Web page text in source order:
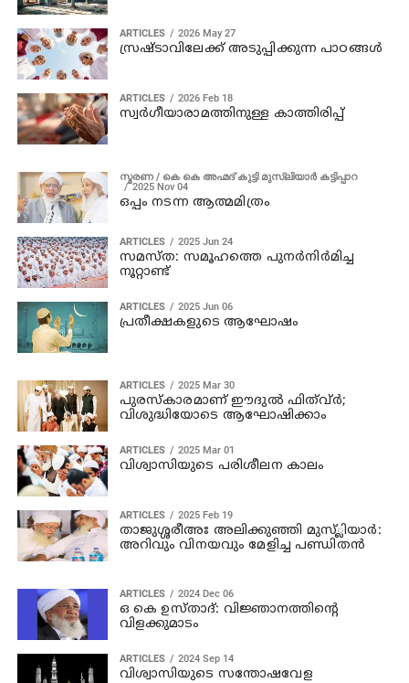
ARTICLES 2026 May 27
സ്രഷ്ടാവിലേക്ക് അടുപ്പിക്കുന്ന പാഠങ്ങൾ
ARTICLES 2026 Feb 18
സ്വർഗീയാരാമത്തിനുള്ള കാത്തിരിപ്പ്
സ്മരണ / കെ കെ അഹ്മദ് കുട്ടി മുസ്ലിയാര്‍ കട്ടിപ്പാറ
2025 Nov 04
ഒപ്പം നടന്ന ആത്മമിത്രം
ARTICLES 2025 Jun 24
സമസ്ത: സമൂഹത്തെ പുനര്‍നിര്‍മിച്ച
നൂറ്റാണ്ട്
ARTICLES 2025 Jun 06
പ്രതീക്ഷകളുടെ ആഘോഷം
ARTICLES 2025 Mar 30
പുരസ്കാരമാണ് ഈദുൽ ഫിത്വ‌്ർ;
വിശുദ്ധിയോടെ ആഘോഷിക്കാം
ARTICLES 2025 Mar 01
വിശ്വാസിയുടെ പരിശീലന കാലം
ARTICLES 2025 Feb 19
താജുശ്ശരീഅഃ അലിക്കുഞ്ഞി മുസ്്ലിയാർ:
അറിവും വിനയവും മേളിച്ച പണ്ഡിതൻ
ARTICLES 2024 Dec 06
ഒ കെ ഉസ്താദ്: വിജ്ഞാനത്തിന്റെ
വിളക്കുമാടം
ARTICLES 2024 Sep 14
വിശ്വാസിയുടെ സന്തോഷവേള